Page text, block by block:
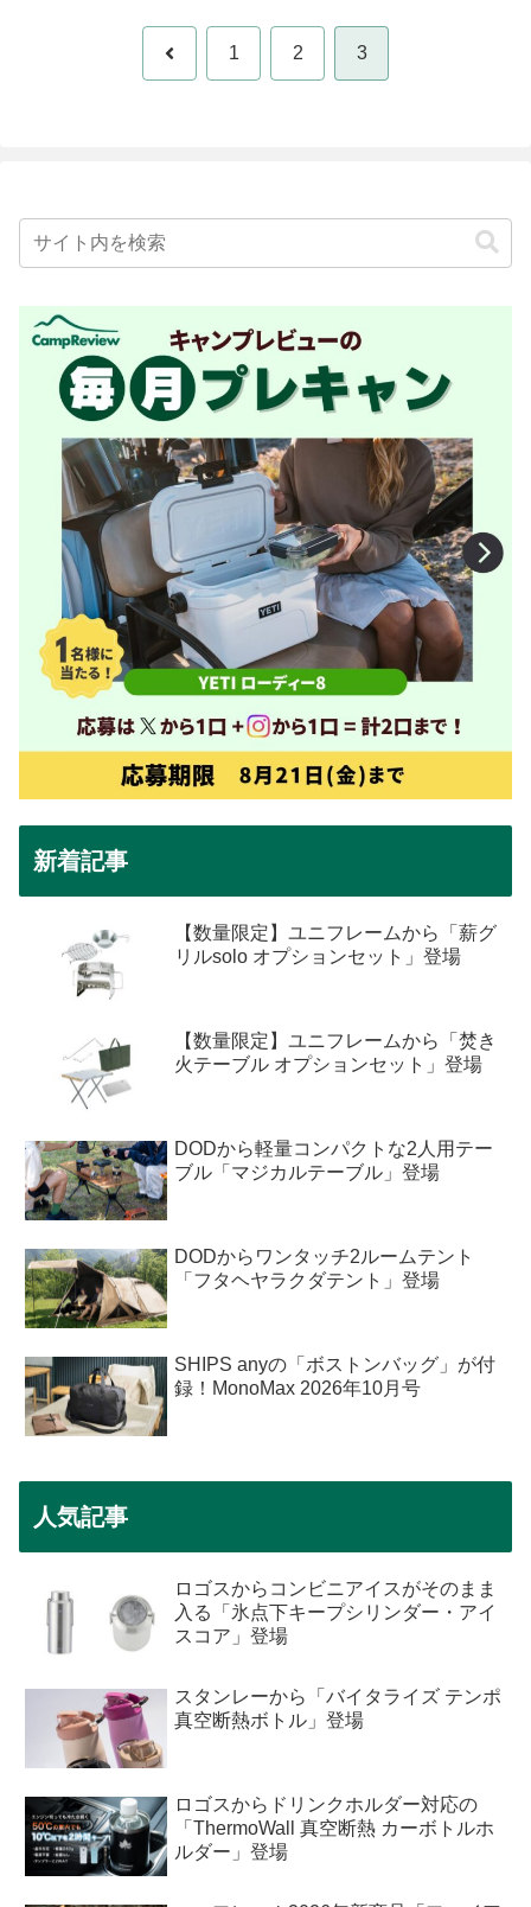
前 1 2 3
新着記事
【数量限定】ユニフレームから「薪グ
リルsolo オプションセット」登場
【数量限定】ユニフレームから「焚き
火テーブル オプションセット」登場
DODから軽量コンパクトな2人用テー
ブル「マジカルテーブル」登場
DODからワンタッチ2ルームテント
「フタヘヤラクダテント」登場
SHIPS anyの「ボストンバッグ」が付
録！MonoMax 2026年10月号
人気記事
ロゴスからコンビニアイスがそのまま
入る「氷点下キープシリンダー・アイ
スコア」登場
スタンレーから「バイタライズ テンポ
真空断熱ボトル」登場
ロゴスからドリンクホルダー対応の
「ThermoWall 真空断熱 カーボトルホ
ルダー」登場